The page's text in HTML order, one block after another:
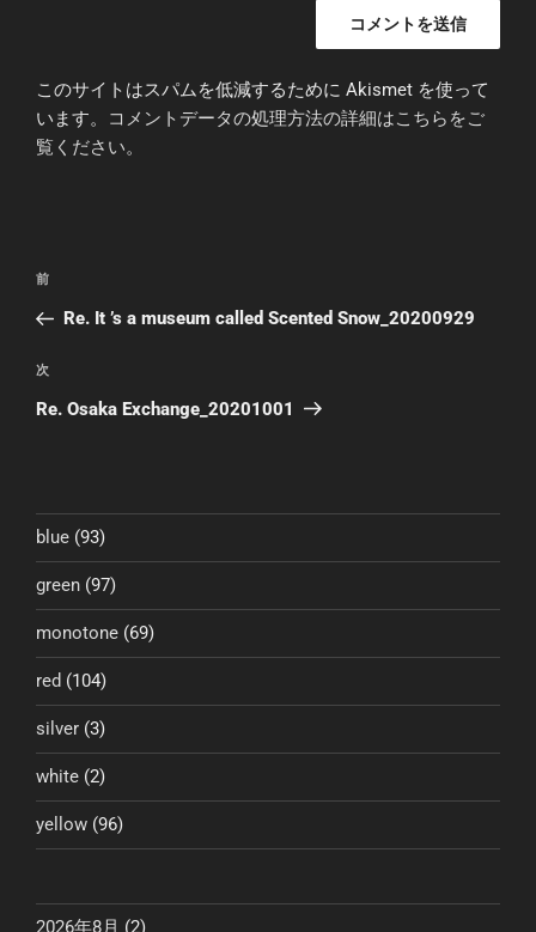
このサイトはスパムを低減するために Akismet を使って
います。
コメントデータの処理方法の詳細はこちらをご
覧ください。
投
ナ
ビ
ゲ
ン
前
の
稿
前
Re. It ’s a museum called Scented Snow_20200929
次
の
次
Re. Osaka Exchange_20201001
blue (93)
green (97)
monotone (69)
red (104)
silver (3)
white (2)
yellow (96)
2026年8月 (2)